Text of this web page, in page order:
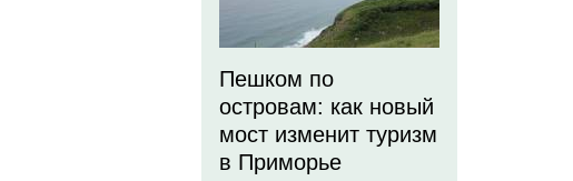
Пешком по
островам: как новый
мост изменит туризм
в Приморье